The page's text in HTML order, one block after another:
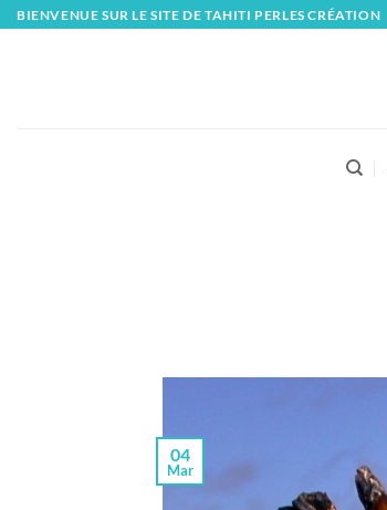
SkipBIENVENUE SUR LE SITE DE TAHITI PERLES CRÉATION
04
Mar